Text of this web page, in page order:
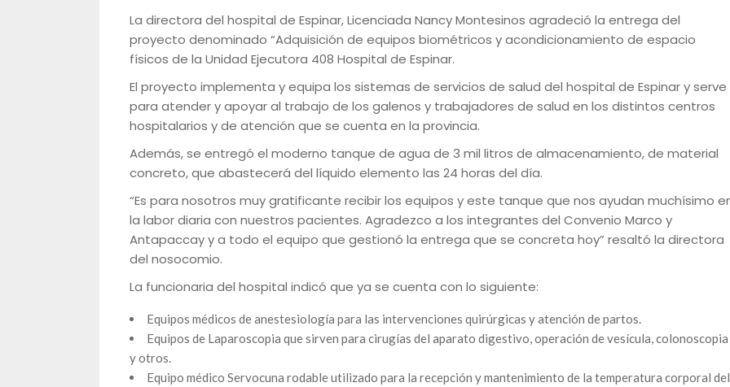
La directora del hospital de Espinar, Licenciada Nancy Montesinos agradeció la entrega del
proyecto denominado “Adquisición de equipos biométricos y acondicionamiento de espacio
físicos de la Unidad Ejecutora 408 Hospital de Espinar.
El proyecto implementa y equipa los sistemas de servicios de salud del hospital de Espinar y serve
para atender y apoyar al trabajo de los galenos y trabajadores de salud en los distintos centros
hospitalarios y de atención que se cuenta en la provincia.
Además, se entregó el moderno tanque de agua de 3 mil litros de almacenamiento, de material
concreto, que abastecerá del líquido elemento las 24 horas del día.
“Es para nosotros muy gratificante recibir los equipos y este tanque que nos ayudan muchísimo
la labor diaria con nuestros pacientes. Agradezco a los integrantes del Convenio Marco y
Antapaccay y a todo el equipo que gestionó la entrega que se concreta hoy” resaltó la directora
del nosocomio.
La funcionaria del hospital indicó que ya se cuenta con lo siguiente:
Equipos médicos de anestesiología para las intervenciones quirúrgicas y atención de partos.
Equipos de Laparoscopia que sirven para cirugías del aparato digestivo, operación de vesícula, colonoscopia
y otros.
Equipo médico Servocuna rodable utilizado para la recepción y mantenimiento de la temperatura corporal del